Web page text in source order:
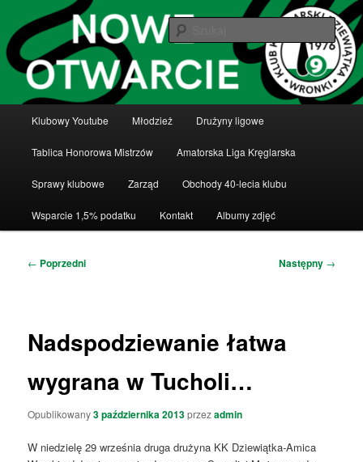
tekstu
Klub Kręglarski Dziewiątka Wronki
Klub Kręglarski Dziewiątka Wronki
Klubowy Youtube Młodzież Drużyny ligowe
Tablica Honorowa Mistrzów Amatorska Liga Kręglarska
Sprawy klubowe Zarząd Obchody 40-lecia klubu
Wsparcie 1,5% podatku Kontakt Albumy zdjęć
Nawigacja
← Poprzedni Następny →
Nadspodziewanie łatwa
wygrana w Tucholi…
Opublikowany3 października 2013przezadmin
W niedzielę 29 września druga drużyna KK Dziewiątka-Amica